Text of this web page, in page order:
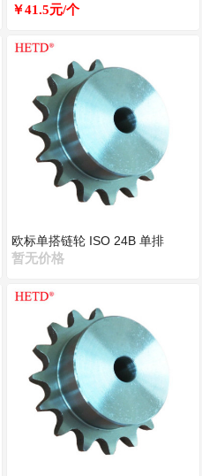
￥41.5元/个
欧标单搭链轮 ISO 24B 单排
暂无价格